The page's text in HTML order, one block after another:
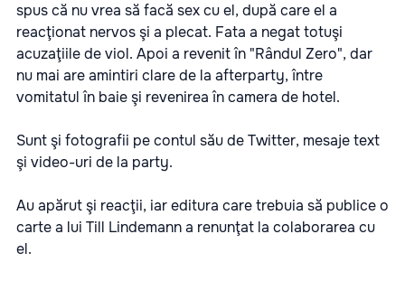
spus că nu vrea să facă sex cu el, după care el a
reacţionat nervos şi a plecat. Fata a negat totuşi
acuzaţiile de viol. Apoi a revenit în "Rândul Zero", dar
nu mai are amintiri clare de la afterparty, între
vomitatul în baie şi revenirea în camera de hotel.
Sunt şi fotografii pe contul său de Twitter, mesaje text
şi video-uri de la party.
Au apărut şi reacţii, iar editura care trebuia să publice o
carte a lui Till Lindemann a renunţat la colaborarea cu
el.